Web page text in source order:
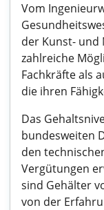
Vom
der Kunst- und
zahlreiche
Fachkräfte als
die ihren
Das
bundesweiten
den
Vergütungen
sind Gehälter
von der